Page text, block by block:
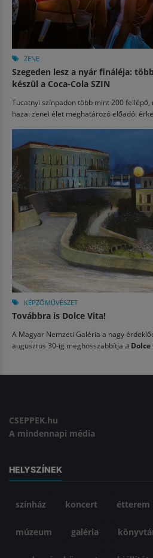
ZENE
Szegeden lesz a nyár fináléja:
készül a Coca-Cola SZIN
Tucatnyi színpadon több mint 200
hazai zenei élet meghatározó előadói
KÉPZŐMŰVÉSZET
Továbbra is Dolce Vita!
A Magyar Nemzeti Galéria a nagy
augusztus 30-ig meghosszabbítja a Dolce
CSEPPEK.hu
A mindennapi média
HELYSZÍNEK
színház koncert étterem
múzeum galéria